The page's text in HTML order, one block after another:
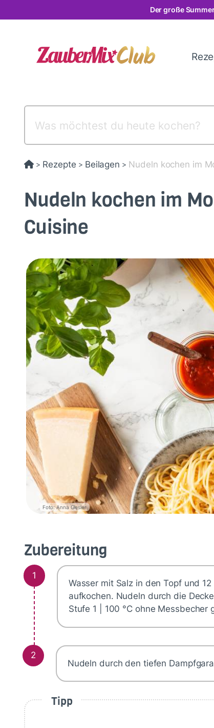
zum
Der große
> Rezepte > Beilagen > Nudeln kochen im
Nudeln kochen im
Cuisine
Foto: Anna Giesler
Zubereitung
1
Wasser mit Salz in den Topf und
aufkochen. Nudeln durch die
Stufe 1 | 100 °C ohne Messbecher
2
Nudeln durch den tiefen
Tipp